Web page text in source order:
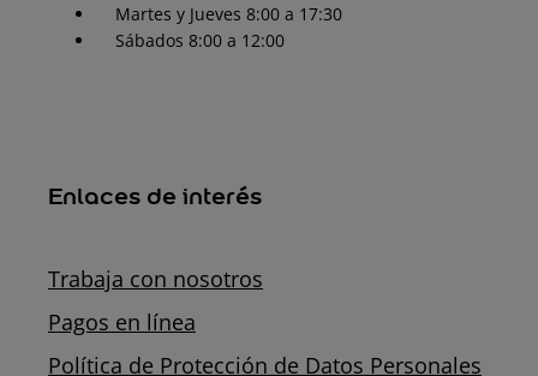
Martes y Jueves 8:00 a 17:30
Sábados 8:00 a 12:00
Enlaces de interés
Trabaja con nosotros
Pagos en línea
Política de Protección de Datos Personales